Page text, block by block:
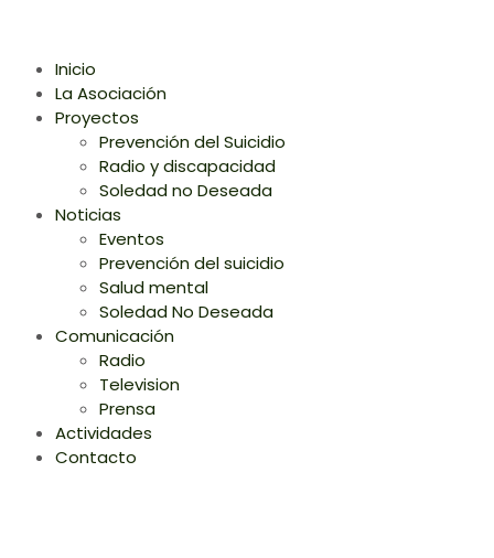
Inicio
La Asociación
Proyectos
Prevención del Suicidio
Radio y discapacidad
Soledad no Deseada
Noticias
Eventos
Prevención del suicidio
Salud mental
Soledad No Deseada
Comunicación
Radio
Television
Prensa
Actividades
Contacto